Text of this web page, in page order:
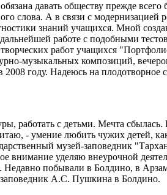
давать обществу прежде
А в связи с модернизацией
знаний учащихся. Мной
дальнейшей работе с подобными
работ учащихся
музыкальных композиций,
году. Надеюсь на плодотворное
работать с детьми. Мечта
- умение любить чужих детей,
музей-заповедник
уделяю внеурочной
Недавно побывали в Болдино, в
заповедник А.С. Пушкина в Болдино.